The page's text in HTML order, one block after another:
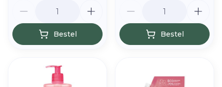
Bestel Bestel